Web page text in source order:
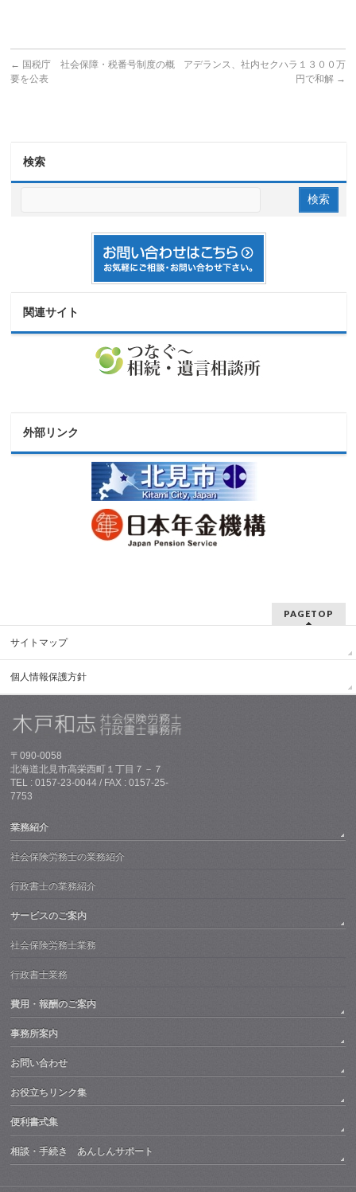
← 国税庁 社会保障・税番号制度の概
要を公表
アデランス、社内セクハラ１３００万
円で和解 →
検索
関連サイト
外部リンク
PAGETOP
サイトマップ
個人情報保護方針
〒090-0058
北海道北見市高栄西町１丁目７－７
TEL : 0157-23-0044 / FAX : 0157-25-
7753
業務紹介
社会保険労務士の業務紹介
行政書士の業務紹介
サービスのご案内
社会保険労務士業務
行政書士業務
費用・報酬のご案内
事務所案内
お問い合わせ
お役立ちリンク集
便利書式集
相談・手続き あんしんサポート